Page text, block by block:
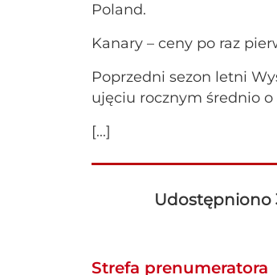
Poland.
Kanary – ceny po raz
Poprzedni sezon letni
ujęciu rocznym średnio o
[...]
Udostępniono
Strefa prenumeratora